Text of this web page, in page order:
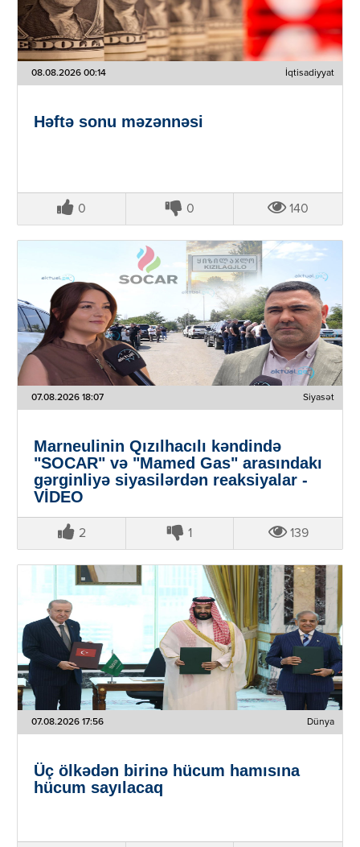
08.08.2026 00:14 İqtisadiyyat
Həftə sonu məzənnəsi
0 0 140
07.08.2026 18:07 Siyasət
Marneulinin Qızılhacılı kəndində
"SOCAR" və "Mamed Gas" arasındakı
gərginliyə siyasilərdən reaksiyalar -
VİDEO
2 1 139
07.08.2026 17:56 Dünya
Üç ölkədən birinə hücum hamısına
hücum sayılacaq